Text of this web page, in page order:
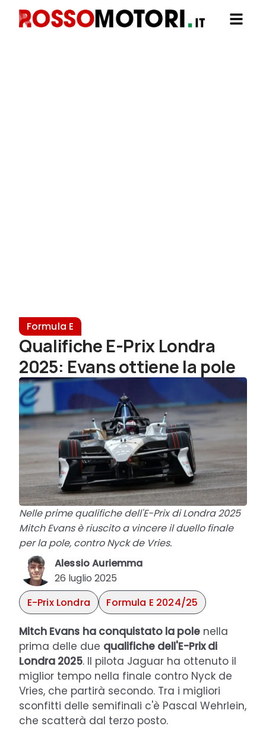
Formula E
Qualifiche E-Prix Londra
2025: Evans ottiene la pole
Nelle prime qualifiche dell'E-Prix di Londra 2025
Mitch Evans è riuscito a vincere il duello finale
per la pole, contro Nyck de Vries.
Alessio Auriemma
26 luglio 2025
E-Prix Londra
Formula E 2024/25
Mitch Evans ha conquistato la pole nella
prima delle due qualifiche dell'E-Prix di
Londra 2025. Il pilota Jaguar ha ottenuto il
miglior tempo nella finale contro Nyck de
Vries, che partirà secondo. Tra i migliori
sconfitti delle semifinali c'è Pascal Wehrlein,
che scatterà dal terzo posto.